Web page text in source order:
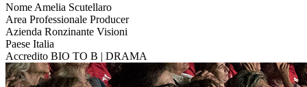
Nome Amelia Scutellaro
Area Professionale Producer
Azienda Ronzinante Visioni
Paese Italia
Accredito BIO TO B | DRAMA